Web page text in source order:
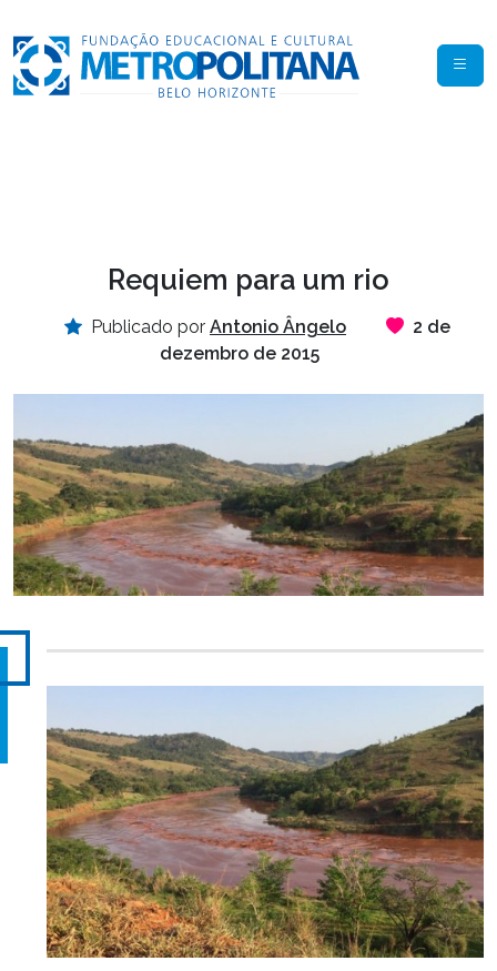
Requiem para um rio
Publicado por Antonio Ângelo
2 de
dezembro de 2015